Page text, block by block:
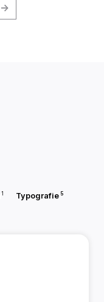
→
1 Typografie 5